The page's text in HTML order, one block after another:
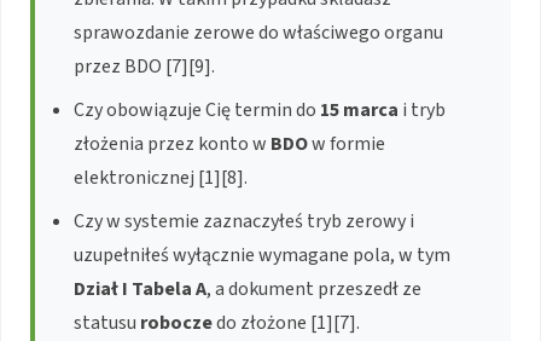
sprawozdanie zerowe do właściwego organu
przez BDO [7][9].
Czy obowiązuje Cię termin do 15 marca i tryb
złożenia przez konto w BDOw formie
elektronicznej [1][8].
Czy w systemie zaznaczyłeś tryb zerowy i
uzupełniłeś wyłącznie wymagane pola, w tym
Dział I Tabela A, a dokument przeszedł ze
statusu roboczedo złożone [1][7].